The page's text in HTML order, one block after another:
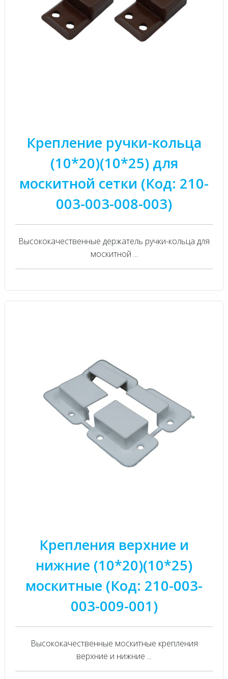
Крепление ручки-кольца
(10*20)(10*25) для
москитной сетки (Код: 210-
003-003-008-003)
Высококачественные держатель ручки-кольца для
москитной ...
Крепления верхние и
нижние (10*20)(10*25)
москитные (Код: 210-003-
003-009-001)
Высококачественные москитные крепления
верхние и нижние ...